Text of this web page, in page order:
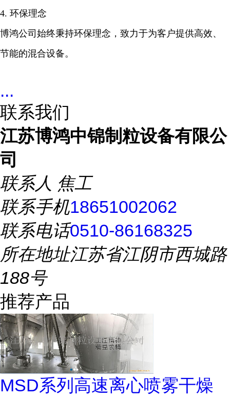
4. 环保理念
博鸿公司始终秉持环保理念，致力于为客户提供高效、
节能的混合设备。
...
联系我们
江苏博鸿中锦制粒设备有限公
司
联系人 焦工
联系手机18651002062
联系电话0510-86168325
所在地址江苏省江阴市西城路
188号
推荐产品
MSD系列高速离心喷雾干燥